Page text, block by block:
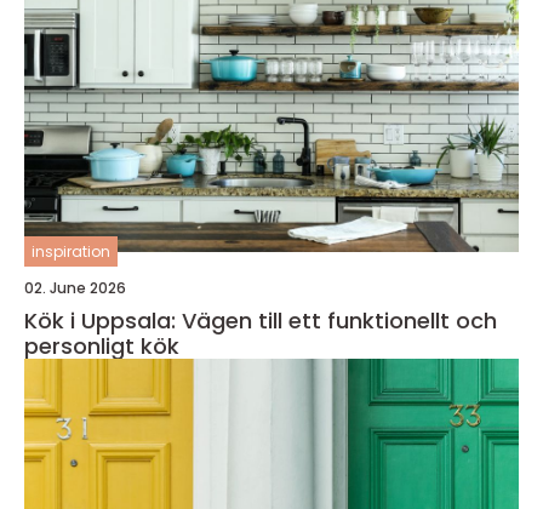
inspiration
02. June 2026
Kök i Uppsala: Vägen till ett funktionellt och
personligt kök